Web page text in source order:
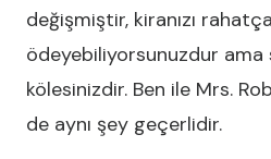
değişmiştir, kiranızı rahatça
ödeyebiliyorsunuzdur ama
kölesinizdir. Ben ile Mrs.
de aynı şey geçerlidir.